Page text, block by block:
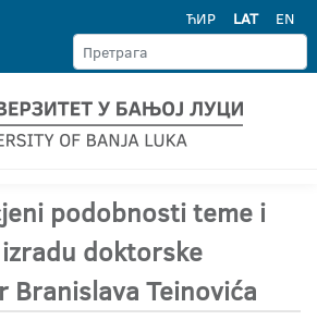
ЋИР LAT EN
podobnosti teme i
doktorske
Branislava Teinovića